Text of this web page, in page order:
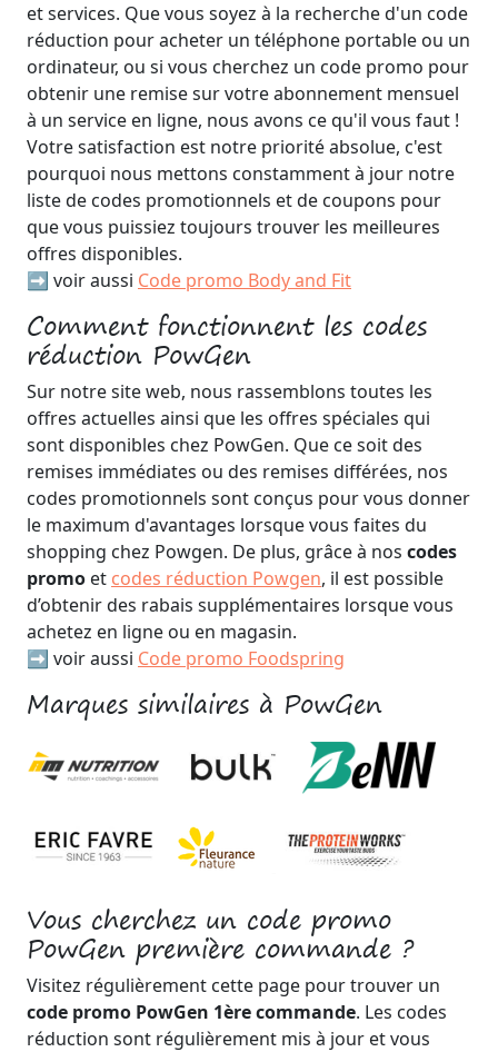
et services. Que vous soyez à la recherche d'un code
réduction pour acheter un téléphone portable ou un
ordinateur, ou si vous cherchez un code promo pour
obtenir une remise sur votre abonnement mensuel
à un service en ligne, nous avons ce qu'il vous faut !
Votre satisfaction est notre priorité absolue, c'est
pourquoi nous mettons constamment à jour notre
liste de codes promotionnels et de coupons pour
que vous puissiez toujours trouver les meilleures
offres disponibles.
➡️ voir aussi Code promo Body and Fit
Comment fonctionnent les codes
réduction PowGen
Sur notre site web, nous rassemblons toutes les
offres actuelles ainsi que les offres spéciales qui
sont disponibles chez PowGen. Que ce soit des
remises immédiates ou des remises différées, nos
codes promotionnels sont conçus pour vous donner
le maximum d'avantages lorsque vous faites du
shopping chez Powgen. De plus, grâce à nos codes
promo et codes réduction Powgen, il est possible
d’obtenir des rabais supplémentaires lorsque vous
achetez en ligne ou en magasin.
➡️ voir aussi Code promo Foodspring
Marques similaires à PowGen
Vous cherchez un code promo
PowGen première commande ?
Visitez régulièrement cette page pour trouver un
code promo PowGen 1ère commande. Les codes
réduction sont régulièrement mis à jour et vous